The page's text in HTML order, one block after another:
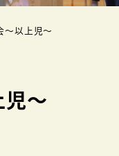
～以上児～
～